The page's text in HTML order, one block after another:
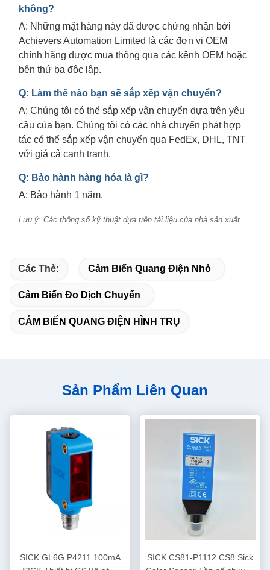
không?
A: Những mặt hàng này đã được chứng nhận bởi
Achievers Automation Limited là các đơn vị OEM
chính hãng được mua thông qua các kênh OEM hoặc
bên thứ ba độc lập.
Q: Làm thế nào bạn sẽ sắp xếp vận chuyển?
A: Chúng tôi có thể sắp xếp vận chuyển dựa trên yêu
cầu của bạn. Chúng tôi có các nhà chuyển phát hợp
tác có thể sắp xếp vận chuyển qua FedEx, DHL, TNT
với giá cả cạnh tranh.
Q: Bảo hành hàng hóa là gì?
A: Bảo hành 1 năm.
Lưu ý: Các thông số kỹ thuật dựa trên tài liệu của nhà sản xuất.
Các Thẻ: Cảm Biến Quang Điện Nhỏ
Cảm Biến Đo Dịch Chuyển
CẢM BIẾN QUANG ĐIỆN HÌNH TRỤ
Sản Phẩm Liên Quan
SICK GL6G P4211 100mA
SICK CS81-P1112 CS8 Sick